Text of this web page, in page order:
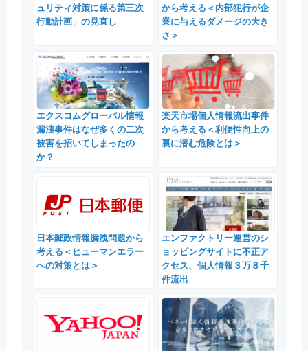
ュリティ対策に係る第三次
行動計画」の見直し
から考える＜内部犯行が企
業に与えるダメージの大き
さ＞
エクスコムグローバル情報
漏洩事件はなぜ多くの二次
被害を招いてしまったの
か？
楽天市場個人情報流出事件
から考える＜利便性向上の
裏に潜む危険とは＞
日本郵政情報漏洩問題から
考える＜ヒューマンエラー
への対策とは＞
エンファクトリー運営のシ
ョッピングサイトに不正ア
クセス、個人情報３万８千
件流出